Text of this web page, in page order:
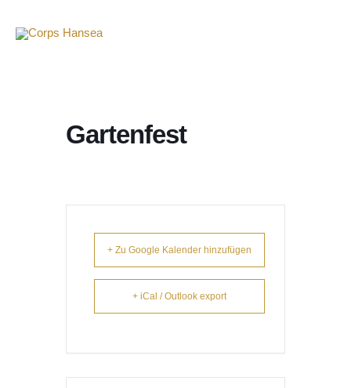
Gartenfest
+ Zu Google Kalender hinzufügen
+ iCal / Outlook export